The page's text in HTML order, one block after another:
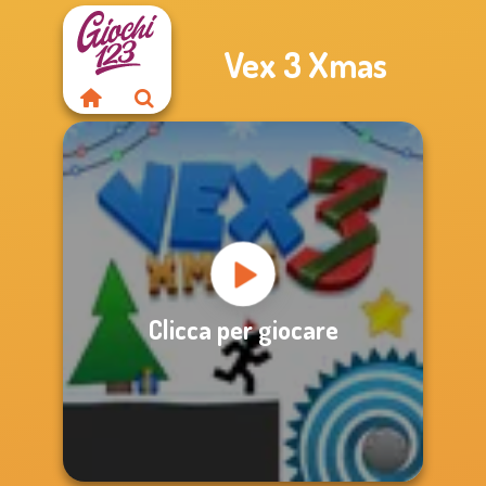
Vex 3 Xmas
Clicca per giocare